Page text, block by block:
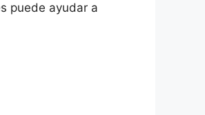
puede ayudar a